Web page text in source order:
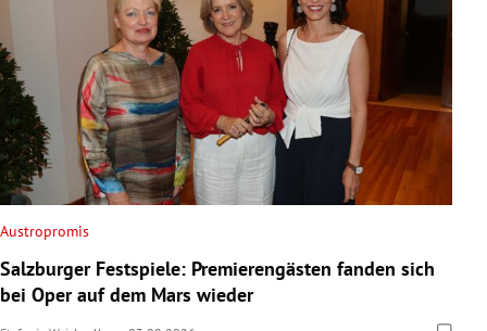
Austropromis
Salzburger Festspiele: Premierengästen fanden sich
bei Oper auf dem Mars wieder